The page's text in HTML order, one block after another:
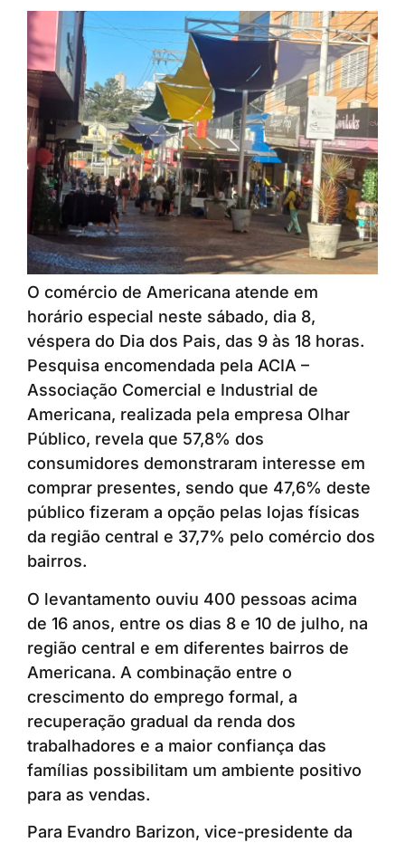
O comércio de Americana atende em
horário especial neste sábado, dia 8,
véspera do Dia dos Pais, das 9 às 18 horas.
Pesquisa encomendada pela ACIA –
Associação Comercial e Industrial de
Americana, realizada pela empresa Olhar
Público, revela que 57,8% dos
consumidores demonstraram interesse em
comprar presentes, sendo que 47,6% deste
público fizeram a opção pelas lojas físicas
da região central e 37,7% pelo comércio dos
bairros.
O levantamento ouviu 400 pessoas acima
de 16 anos, entre os dias 8 e 10 de julho, na
região central e em diferentes bairros de
Americana. A combinação entre o
crescimento do emprego formal, a
recuperação gradual da renda dos
trabalhadores e a maior confiança das
famílias possibilitam um ambiente positivo
para as vendas.
Para Evandro Barizon, vice-presidente da